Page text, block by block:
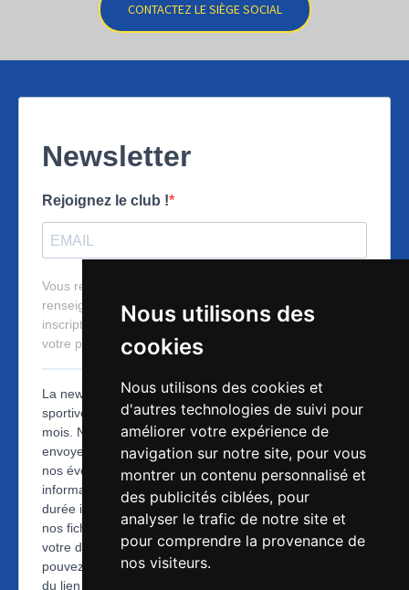
Nous utilisons des
cookies
Nous utilisons des cookies et
d'autres technologies de suivi pour
améliorer votre expérience de
navigation sur notre site, pour vous
montrer un contenu personnalisé et
des publicités ciblées, pour
analyser le trafic de notre site et
pour comprendre la provenance de
nos visiteurs.
CONTACTEZ LE SIÈGE SOCIAL